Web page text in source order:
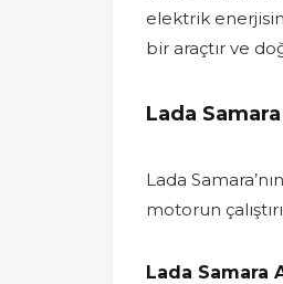
elektrik
bir araçtır ve
Lada
Lada
motorun
Lada Samara